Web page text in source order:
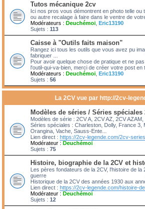
Tutos mécanique 2cv
Ici nos pros vous démontrent en photo telle ou
ou autre recalage à faire dans le ventre de
Modérateurs : Deuchémoi Eric13190
Sujets : 113
Caisse à "Outils faits maison"
Rangez ici tous les outils que vous avez pu
fabriquer ...
Pour avoir quelque chose de pratique et ne
l'outil-qui-va-bien, merci de créer votre post en
Modérateurs : Deuchémoi Eric13190
Sujets : 56
La 2CV vue par http://2cv-
Modèles de séries / Séries spéciales
Modèles de série : 2CV A, 2CV AZ, 2CV AZAM,
Séries spéciales : Charleston, Dolly, France 3,
Orangina, Vache, Sauss-Ente...
Lien direct : https://2cv-legende.com/2cv-
Modérateur : Deuchémoi
Sujets : 75
Histoire, biographie de la 2CV et
Les pères fondateurs de la 2CV, l'histoire de la
guerre
Historique de la 2CV des années 1930 aux
Lien direct : https://2cv-legende.com/histoire-
Modérateur : Deuchémoi
Sujets : 12